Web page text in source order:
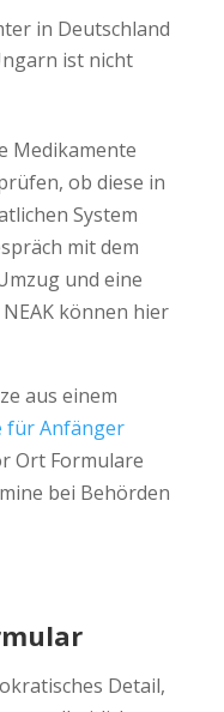
in Deutschland
ist nicht
Medikamente
ob diese in
System
mit dem
und eine
können hier
aus einem
für Anfänger
Ort Formulare
bei Behörden
Detail,